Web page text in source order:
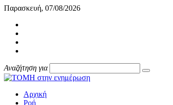
Παρασκευή, 07/08/2026
Αναζήτηση για
Αρχική
Ροή